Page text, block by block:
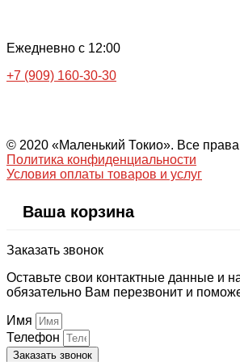
Ежедневно с 12:00
+7 (909) 160-30-30
© 2020 «Маленький Токио». Все
Политика конфиденциальности
Условия оплаты товаров и услуг
Ваша корзина
Заказать звонок
Оставьте свои контактные данные и
обязательно Вам перезвонит и
Имя
Телефон
Заказать звонок